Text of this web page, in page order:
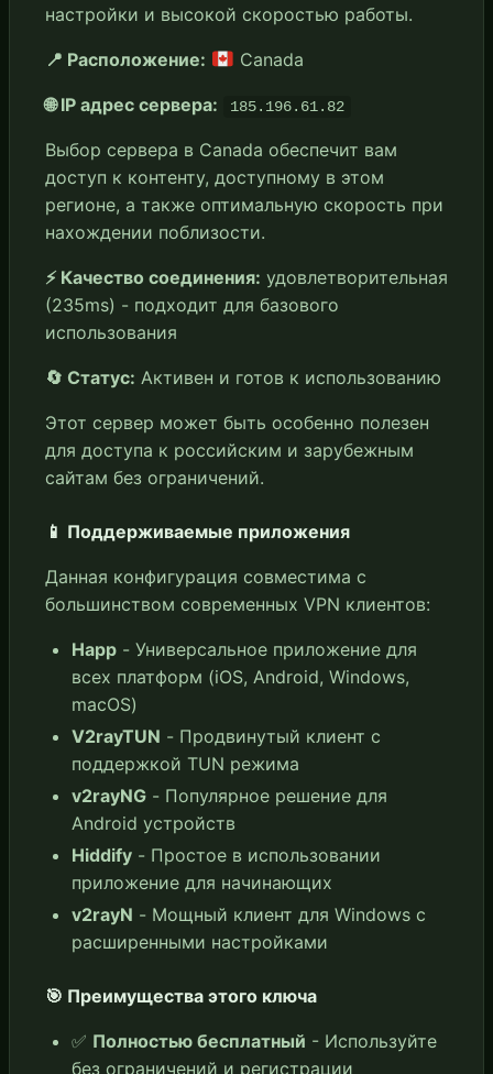
настройки и высокой скоростью работы.
📍 Расположение: Canada
🌐 IP адрес сервера: 185.196.61.82
Выбор сервера в Canada обеспечит вам
доступ к контенту, доступному в этом
регионе, а также оптимальную скорость при
нахождении поблизости.
⚡ Качество соединения: удовлетворительная
(235ms) - подходит для базового
использования
🔄 Статус: Активен и готов к использованию
Этот сервер может быть особенно полезен
для доступа к российским и зарубежным
сайтам без ограничений.
📱 Поддерживаемые приложения
Данная конфигурация совместима с
большинством современных VPN клиентов:
Happ - Универсальное приложение для
всех платформ (iOS, Android, Windows,
macOS)
V2rayTUN - Продвинутый клиент с
поддержкой TUN режима
v2rayNG - Популярное решение для
Android устройств
Hiddify - Простое в использовании
приложение для начинающих
v2rayN - Мощный клиент для Windows с
расширенными настройками
🎯 Преимущества этого ключа
✅ Полностью бесплатный - Используйте
без ограничений и регистрации